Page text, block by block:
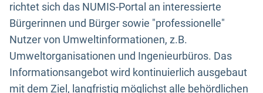
richtet sich das NUMIS-Portal an interessierte
Bürgerinnen und Bürger sowie "professionelle"
Nutzer von Umweltinformationen, z.B.
Umweltorganisationen und Ingenieurbüros. Das
Informationsangebot wird kontinuierlich ausgebaut
mit dem Ziel, langfristig möglichst alle behördlichen